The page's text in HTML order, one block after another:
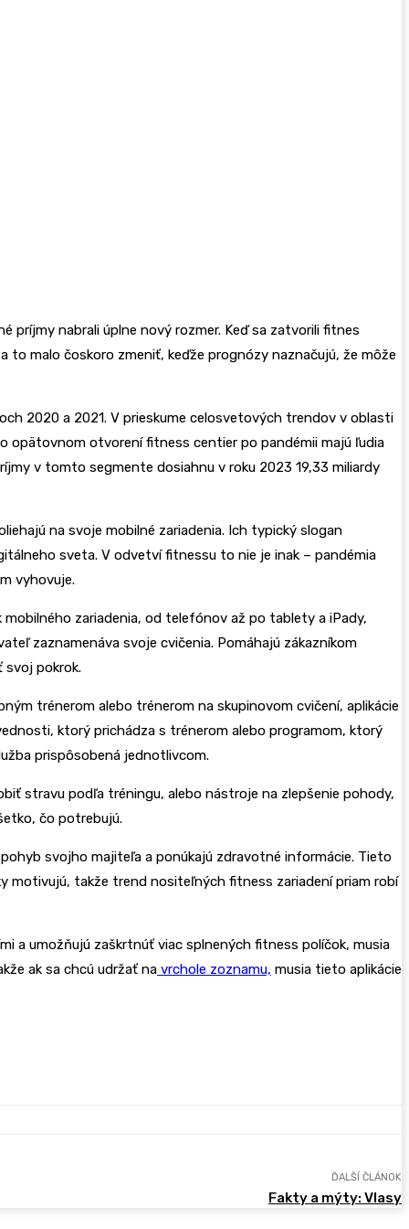
príjmy nabrali úplne nový rozmer. Keď sa zatvorili fitnes
to malo čoskoro zmeniť, keďže prognózy naznačujú, že môže
2020 a 2021. V prieskume celosvetových trendov v oblasti
opätovnom otvorení fitness centier po pandémii majú ľudia
v tomto segmente dosiahnu v roku 2023 19,33 miliardy
na svoje mobilné zariadenia. Ich typický slogan
sveta. V odvetví fitnessu to nie je inak – pandémia
vyhovuje.
zariadenia, od telefónov až po tablety a iPady,
zaznamenáva svoje cvičenia. Pomáhajú zákazníkom
svoj pokrok.
trénerom alebo trénerom na skupinovom cvičení, aplikácie
ktorý prichádza s trénerom alebo programom, ktorý
prispôsobená jednotlivcom.
stravu podľa tréningu, alebo nástroje na zlepšenie pohody,
čo potrebujú.
svojho majiteľa a ponúkajú zdravotné informácie. Tieto
motivujú, takže trend nositeľných fitness zariadení priam robí
a umožňujú zaškrtnúť viac splnených fitness políčok, musia
ak sa chcú udržať na vrchole zoznamu, musia tieto aplikácie
ĎALŠÍ ČLÁNOK
Fakty a mýty: Vlasy